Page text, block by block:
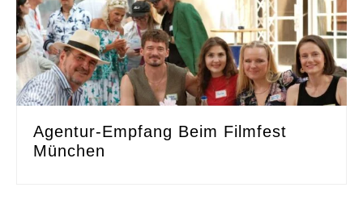
Agentur-Empfang Beim Filmfest
München